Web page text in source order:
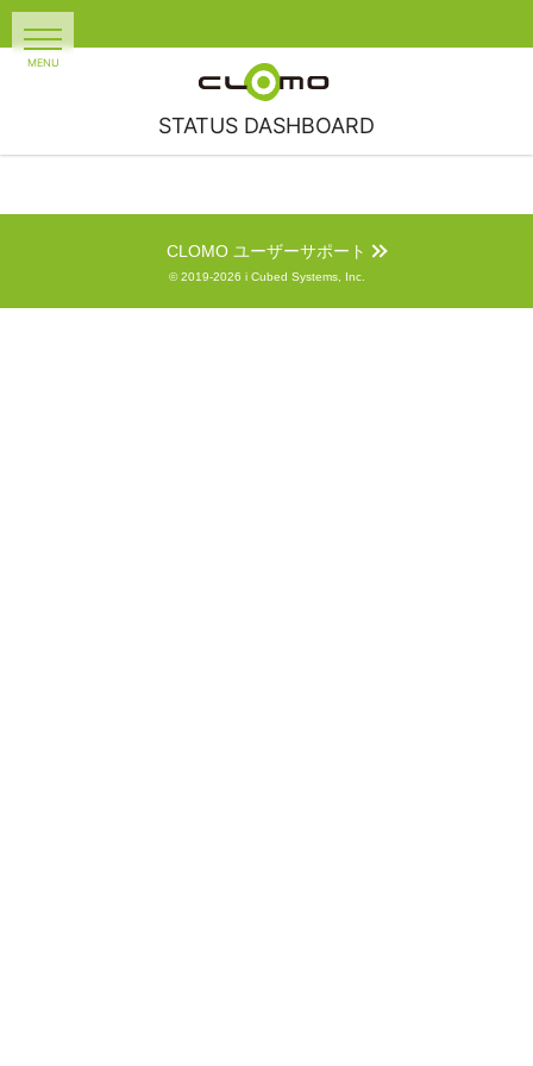
STATUS DASHBOARD
CLOMO ユーザーサポート
© 2019-2026 i Cubed Systems, Inc.